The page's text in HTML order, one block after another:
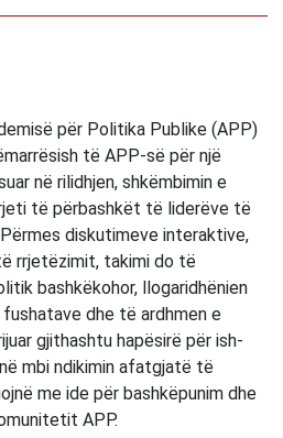
për Politika Publike (APP)
të APP-së për një
në rilidhjen, shkëmbimin e
të përbashkët të liderëve të
diskutimeve interaktive,
rrjetëzimit, takimi do të
bashkëkohor, llogaridhënien
dhe të ardhmen e
gjithashtu hapësirë ​​për ish-
mbi ndikimin afatgjatë të
me ide për bashkëpunim dhe
APP.